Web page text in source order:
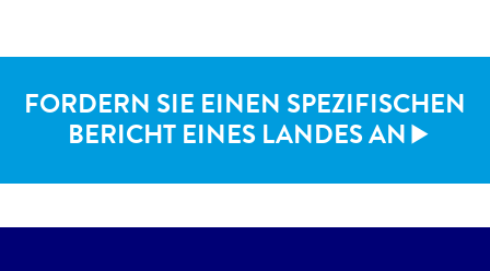
FORDERN SIE EINEN SPEZIFISCHEN
BERICHT EINES LANDES AN